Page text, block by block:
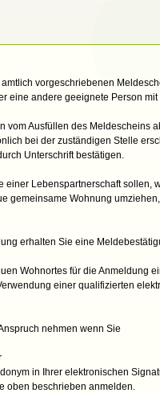
vorgeschriebenen
eine andere geeignete Person
vom Ausfüllen des Meldescheins
bei der zuständigen Stelle
Unterschrift bestätigen.
einer Lebenspartnerschaft sollen,
gemeinsame Wohnung
erhalten Sie eine
Wohnortes für die Anmeldung
einer qualifizierten
nehmen wenn Sie
in Ihrer elektronischen
oben beschrieben anmelden.